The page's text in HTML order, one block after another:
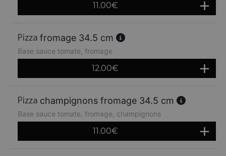
11.00€
fromage 34.5 cm
Base sauce tomate, fromage
12.00€
champignons fromage 34.5 cm
Base sauce tomate, fromage, champignons
11.00€